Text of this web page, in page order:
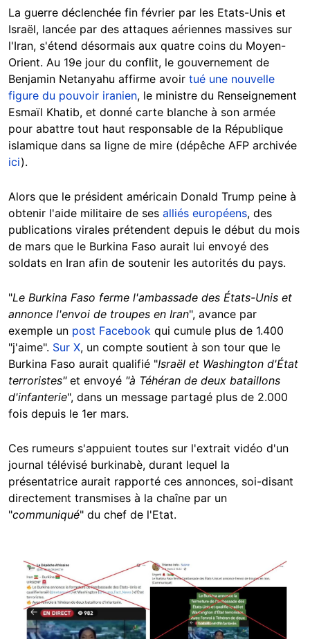
La guerre déclenchée fin février par les Etats-Unis et
Israël, lancée par des attaques aériennes massives sur
l'Iran, s'étend désormais aux quatre coins du Moyen-
Orient. Au 19e jour du conflit, le gouvernement de
Benjamin Netanyahu affirme avoir tué une nouvelle
figure du pouvoir iranien, le ministre du Renseignement
Esmaïl Khatib, et donné carte blanche à son armée
pour abattre tout haut responsable de la République
islamique dans sa ligne de mire (dépêche AFP archivée
ici).
Alors que le président américain Donald Trump peine à
obtenir l'aide militaire de ses alliés européens, des
publications virales prétendent depuis le début du mois
de mars que le Burkina Faso aurait lui envoyé des
soldats en Iran afin de soutenir les autorités du pays.
"Le Burkina Faso ferme l'ambassade des États-Unis et
annonce l'envoi de troupes en Iran", avance par
exemple un post Facebook qui cumule plus de 1.400
"j'aime". Sur X, un compte soutient à son tour que le
Burkina Faso aurait qualifié "Israël et Washington d'État
terroristes" et envoyé "à Téhéran de deux bataillons
d'infanterie", dans un message partagé plus de 2.000
fois depuis le 1er mars.
Ces rumeurs s'appuient toutes sur l'extrait vidéo d'un
journal télévisé burkinabè, durant lequel la
présentatrice aurait rapporté ces annonces, soi-disant
directement transmises à la chaîne par un
"communiqué" du chef de l'Etat.
Image